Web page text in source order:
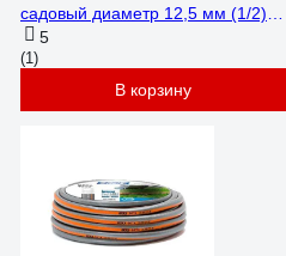
садовый диаметр 12,5 мм (1/2)
длина 25 м Б0059683
5
(1)
В корзину